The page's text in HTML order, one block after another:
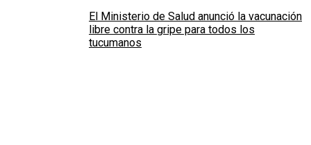
El Ministerio de Salud anunció la vacunación
libre contra la gripe para todos los
tucumanos